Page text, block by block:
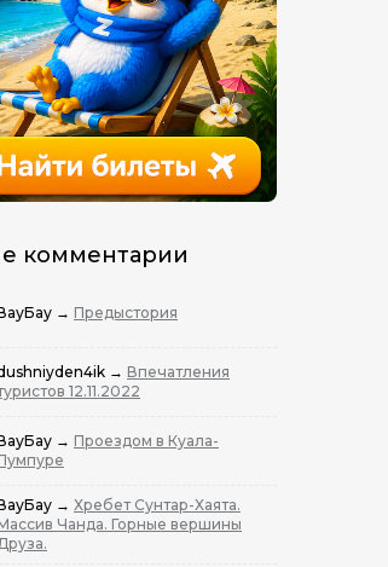
комментарии
→ Предыстория
→ Впечатления
12.11.2022
→ Проездом в Куала-
→ Хребет Сунтар-Хаята.
Чанда. Горные вершины